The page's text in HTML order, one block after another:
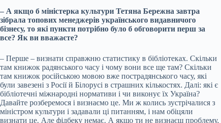
– А якщо б міністерка культури Тетяна Бережна завтра
зібрала топових менеджерів українського видавничого
бізнесу, то які пункти потрібно було б обговорити перш за
все? Як ви вважаєте?
– Перше – визнати справжню статистику в бібліотеках. Скільки
там книжок радянського часу і чому вони все ще там? Скільки
там книжок російською мовою вже пострадянського часу, які
були завезені з Росії й Білорусі в страшних кількостях. Далі: які є
бібліотечні міжнародні нормативи і чи виконує їх Україна?
Давайте розберемося і визнаємо це. Ми ж колись зустрічалися з
міністром культури і задавали ці питанням, і нам обіцяли
визнати це. Але фідбеку немає. А якщо ти не визнаєш проблему,